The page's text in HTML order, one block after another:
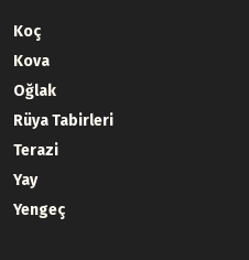
Koç
Kova
Oğlak
Rüya Tabirleri
Terazi
Yay
Yengeç